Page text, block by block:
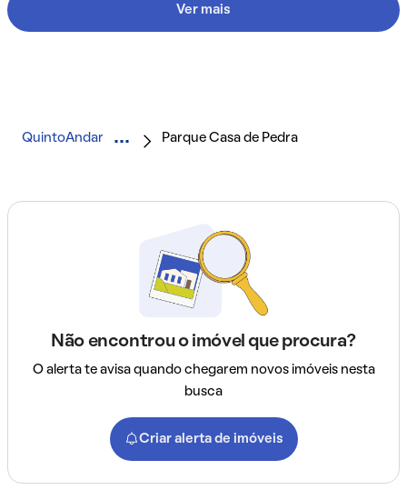
Ver mais
QuintoAndar Parque Casa de Pedra
Não encontrou o imóvel que procura?
O alerta te avisa quando chegarem novos imóveis nesta
busca
Criar alerta de imóveis